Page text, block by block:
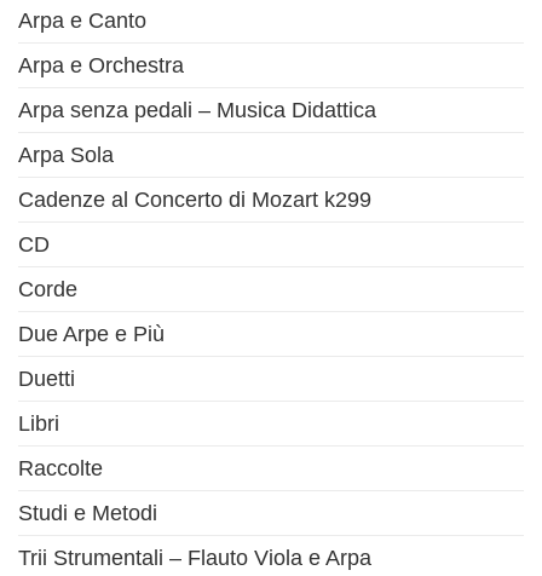
Arpa e Canto
Arpa e Orchestra
Arpa senza pedali – Musica Didattica
Arpa Sola
Cadenze al Concerto di Mozart k299
CD
Corde
Due Arpe e Più
Duetti
Libri
Raccolte
Studi e Metodi
Trii Strumentali – Flauto Viola e Arpa